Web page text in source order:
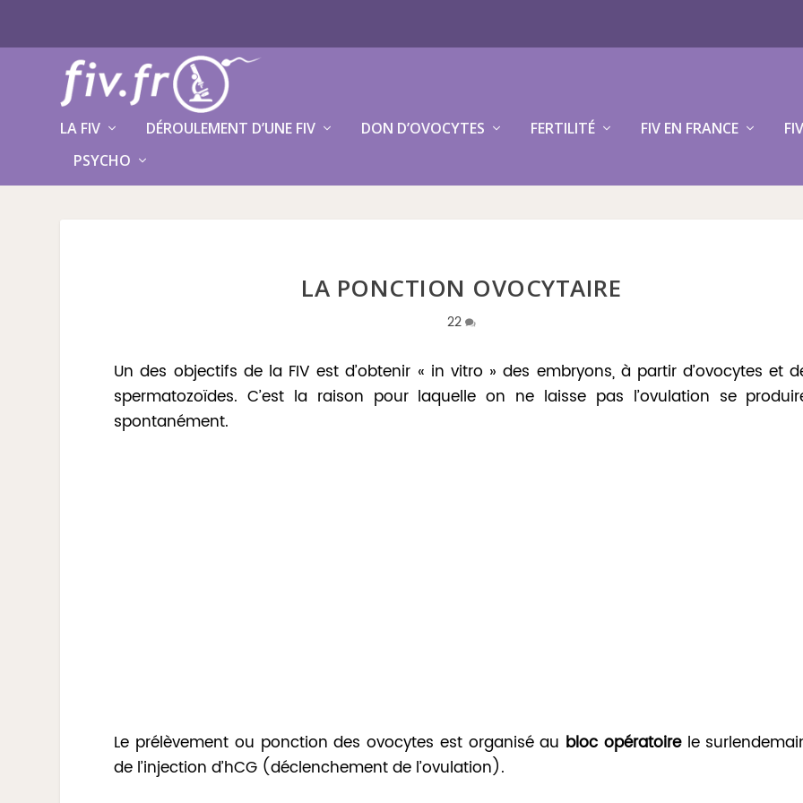
LA FIV DÉROULEMENT D’UNE FIV DON D’OVOCYTES FERTILITÉ FIV EN FRANCE
PSYCHO
LA PONCTION OVOCYTAIRE
22
Un des objectifs de la FIV est d’obtenir « in vitro » des embryons, à partir d’ovocytes et
spermatozoïdes. C’est la raison pour laquelle on ne laisse pas l’ovulation se
spontanément.
Le prélèvement ou ponction des ovocytes est organisé au bloc opératoirele
de l’injection d’hCG (déclenchement de l’ovulation).